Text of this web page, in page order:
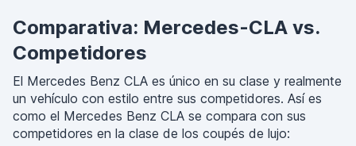
Comparativa: Mercedes-CLA vs.
Competidores
El Mercedes Benz CLA es único en su clase y realmente
un vehículo con estilo entre sus competidores. Así es
como el Mercedes Benz CLA se compara con sus
competidores en la clase de los coupés de lujo: